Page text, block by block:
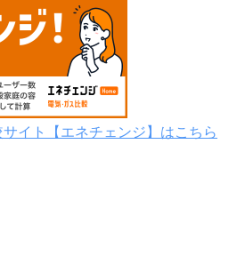
イト【エネチェンジ】はこちら